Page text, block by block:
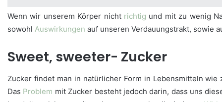
Wenn wir unserem Körper nicht richtig und mit zu wenig
sowohl Auswirkungen auf unseren Verdauungstrakt, sowie
Sweet, sweeter- Zucker
Zucker findet man in natürlicher Form in Lebensmitteln
Das Problem mit Zucker besteht jedoch darin, dass uns